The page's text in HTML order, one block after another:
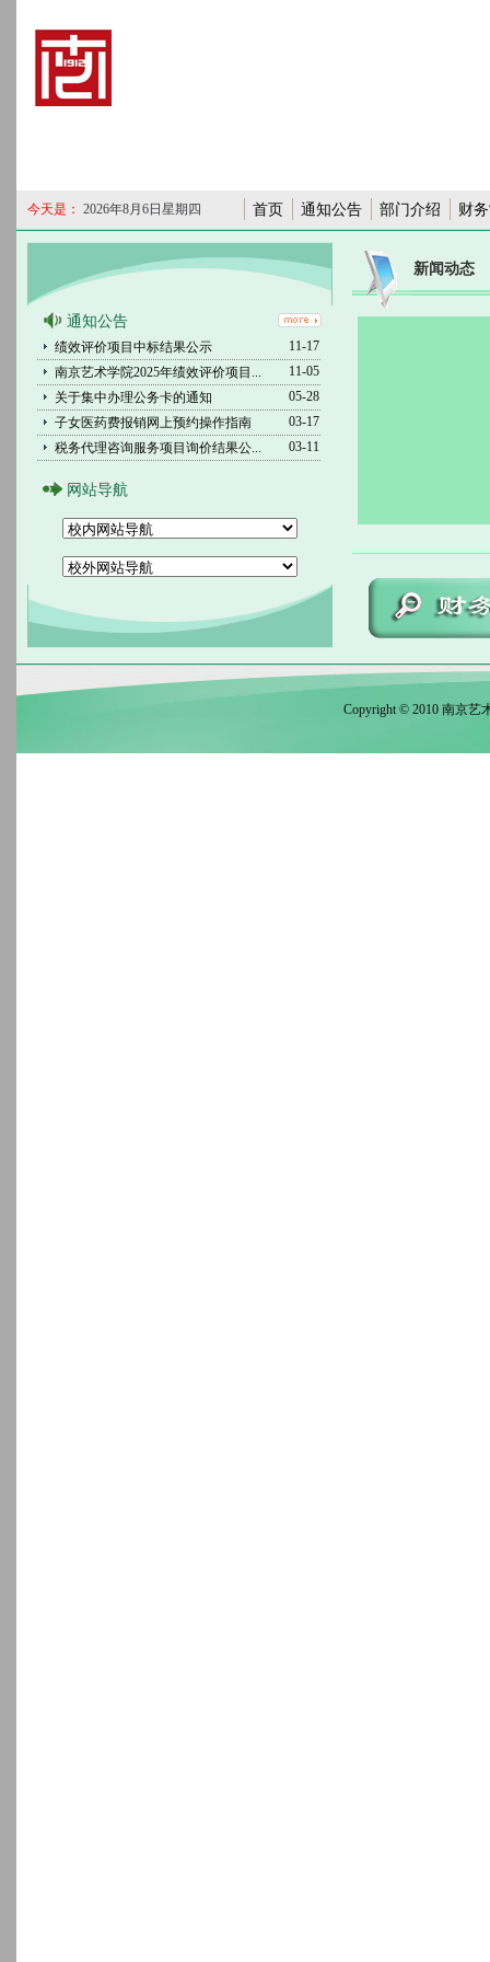
今天是： 2026年8月6日星期四 首页 通知公告 部门介绍 财
通知公告
绩效评价项目中标结果公示
11-17
南京艺术学院2025年绩效评价项目...
11-05
关于集中办理公务卡的通知
05-28
子女医药费报销网上预约操作指南
03-17
税务代理咨询服务项目询价结果公...
03-11
网站导航
新闻动态
Copyright © 2010 南京